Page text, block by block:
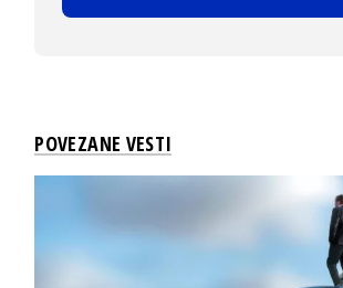
POVEZANE VESTI